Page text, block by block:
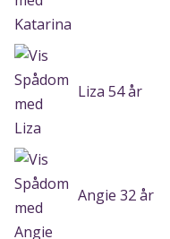
Liza 54 år
Angie 32 år